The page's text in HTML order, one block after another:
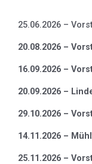
25.06.2026 –
20.08.2026 –
16.09.2026 –
20.09.2026 –
29.10.2026 –
14.11.2026 –
25.11.2026 –